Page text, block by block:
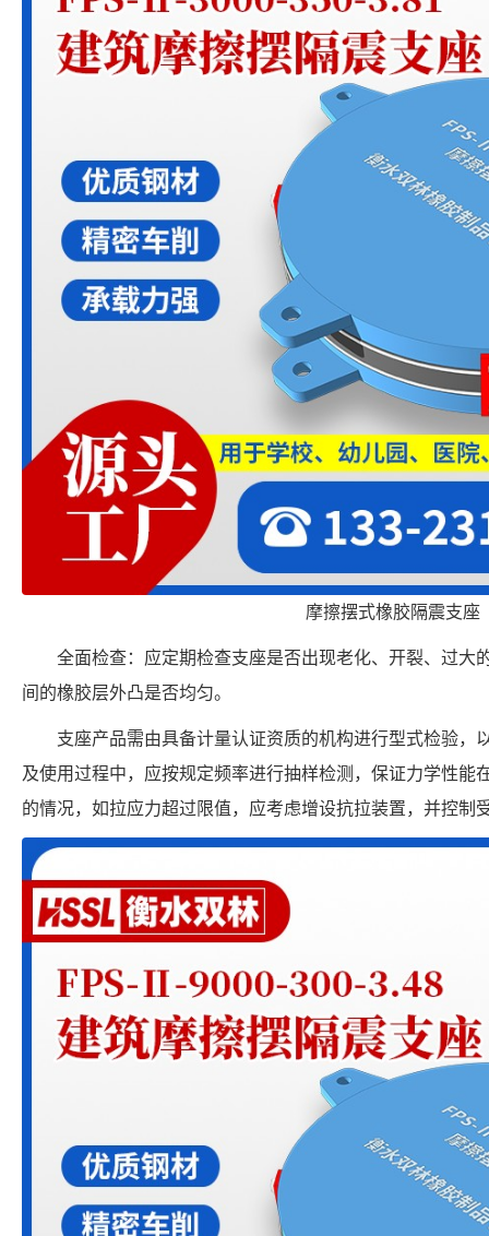
摩擦摆式橡胶隔震支座
全面检查：应定期检查支座是否出现老化、开裂、过大
间的橡胶层外凸是否均匀。
支座产品需由具备计量认证资质的机构进行型式检验，
及使用过程中，应按规定频率进行抽样检测，保证力学性能
的情况，如拉应力超过限值，应考虑增设抗拉装置，并控制